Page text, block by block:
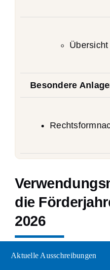
Besondere
die
2026
Aktuelle Ausschreibungen